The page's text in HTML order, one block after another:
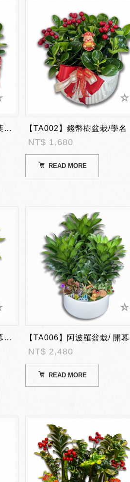
【TA001】錢幣發財樹/ 圓葉椒草盆栽 (此商品限來店自取）
NT$ 1,680
READ MORE
【TA005】發財樹盆栽/ 開幕陞遷盆栽
NT$ 2,480
READ MORE